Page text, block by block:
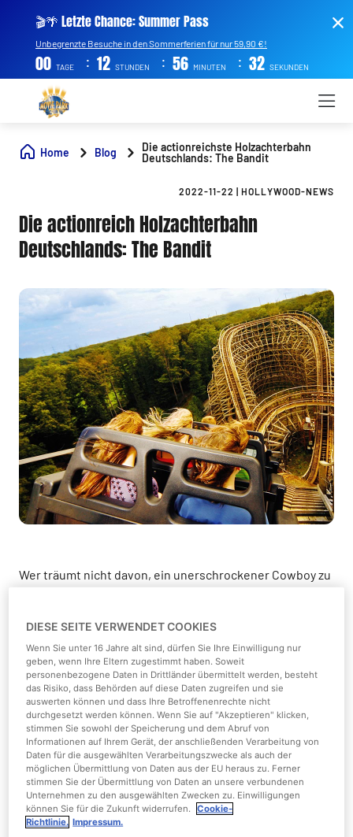
🎬🌴 Letzte Chance: Summer Pass
Unbegrenzte Besuche in den Sommerferien für nur 59,90 €!
00 TAGE : 12 STUNDEN : 56 MINUTEN : 32 SEKUNDEN
Home Blog
Die actionreichste Holzachterbahn
Deutschlands: The Bandit
2022-11-22 HOLLYWOOD-NEWS
Die actionreich Holzachterbahn
Deutschlands: The Bandit
Wer träumt nicht davon, ein unerschrockener Cowboy zu
Adrenalinschübe? Dann ist heute dein Glückstag, denn
The Bandit, Deutschlands actionreichste
Holzachterbahn, wartet imMovie Park Germany auf dich!
Sei ein Filmstar im Movie Park Germany
DerMovie Park(Nordrhein-Westfalen) liegt ganz in der
Nähe von Dortmund und ist der perfekte Ort für einen
Tag voller Spaß und Abenteuer für die ganze Familie.
Deutschlands größter Film-Themenpark bietet mehr als
DIESE SEITE VERWENDET COOKIES
Wenn Sie unter 16 Jahre alt sind, dürfen Sie Ihre Einwilligung nur
geben, wenn Ihre Eltern zugestimmt haben. Soweit
personenbezogene Daten in Drittländer übermittelt werden, besteht
das Risiko, dass Behörden auf diese Daten zugreifen und sie
auswerten können und dass Ihre Betroffenenrechte nicht
durchgesetzt werden können. Wenn Sie auf "Akzeptieren" klicken,
stimmen Sie sowohl der Speicherung und dem Abruf von
Informationen auf Ihrem Gerät, der anschließenden Verarbeitung von
Daten für die ausgewählten Verarbeitungszwecke als auch der
möglichen Übermittlung von Daten aus der EU heraus zu. Ferner
stimmen Sie der Übermittlung von Daten an unsere verbundenen
Unternehmen zu den ausgewählten Zwecken zu. Einwilligungen
können Sie für die Zukunft widerrufen. Cookie-
Richtlinie. Impressum.